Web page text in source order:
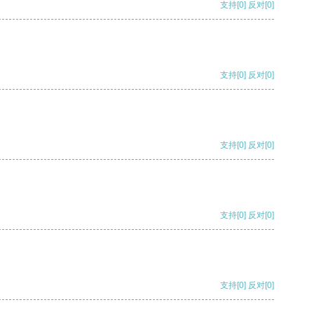
支持[0] 反对[0]
支持[0] 反对[0]
支持[0] 反对[0]
支持[0] 反对[0]
支持[0] 反对[0]